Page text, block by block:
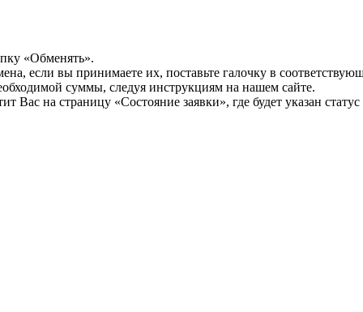
«Обменять».
если вы принимаете их, поставьте галочку в
суммы, следуя инструкциям на нашем сайте.
Вас на страницу «Состояние заявки», где будет указан